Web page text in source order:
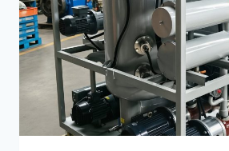
常
见
故
障
诊
断
与
现